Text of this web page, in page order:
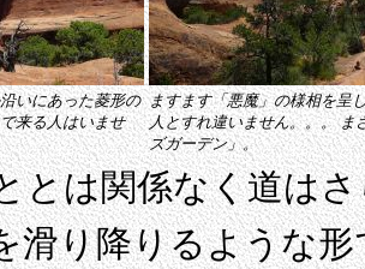
いにあった菱形の
来る人はいませ
ますます「悪魔」の様相を呈
人とすれ違いません。。。 ま
ズガーデン」。
とは関係なく道は
滑り降りるような